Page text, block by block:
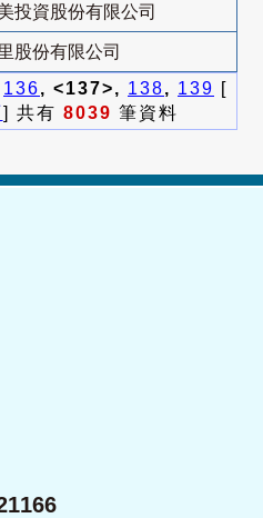
投資股份有限公司
股份有限公司
136, <137>, 138, 139 [
] 共有 8039 筆資料